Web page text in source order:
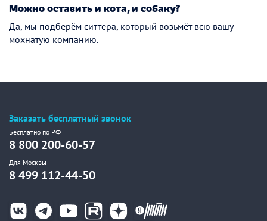
Можно оставить и кота, и собаку?
Да, мы подберём ситтера, который возьмёт всю вашу
мохнатую компанию.
Заказать бесплатный звонок
Бесплатно по РФ
8 800 200-60-57
Для Москвы
8 499 112-44-50